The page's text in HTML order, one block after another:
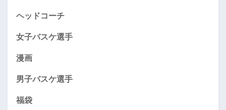
ヘッドコーチ
女子バスケ選手
漫画
男子バスケ選手
福袋